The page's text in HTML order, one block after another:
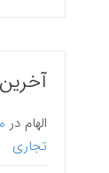
الهام در
تجاری